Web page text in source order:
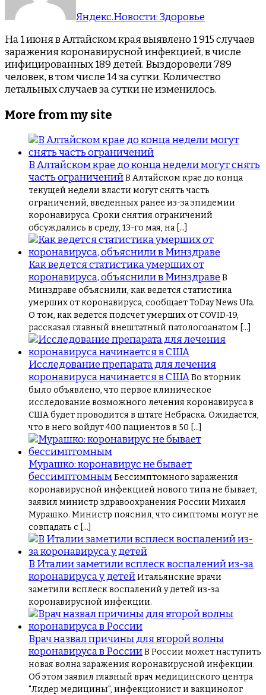
Яндекс.Новости: Здоровье
На 1 июня в Алтайском края выявлено 1 915 случаев
заражения коронавирусной инфекцией, в числе
инфицированных 189 детей. Выздоровели 789
человек, в том числе 14 за сутки. Количество
летальных случаев за сутки не изменилось.
More from my site
В Алтайском крае до конца недели могут снять
часть ограниченийВ Алтайском крае до конца
текущей недели власти могут снять часть
ограничений, введенных ранее из-за эпидемии
коронавируса. Сроки снятия ограничений
обсуждались в среду, 13-го мая, на […]
Как ведется статистика умерших от
коронавируса, объяснили в Минздраве В
Минздраве объяснили, как ведется статистика
умерших от коронавируса, сообщает ToDay News Ufa.
О том, как ведется подсчет умерших от COVID-19,
рассказал главный внештатный патологоанатом […]
Исследование препарата для лечения
коронавируса начинается в СШАВо вторник
было объявлено, что первое клиническое
исследование возможного лечения коронавируса в
США будет проводится в штате Небраска. Ожидается,
что в него войдут 400 пациентов в 50 […]
Мурашко: коронавирус не бывает
бессимптомнымБессимптомного заражения
коронавирусной инфекцией нового типа не бывает,
заявил министр здравоохранения России Михаил
Мурашко. Министр пояснил, что симптомы могут не
совпадать с […]
В Италии заметили всплеск воспалений из-за
коронавируса у детейИтальянские врачи
заметили всплеск воспалений у детей из-за
коронавирусной инфекции.
Врач назвал причины для второй волны
коронавируса в РоссииВ России может наступить
новая волна заражения коронавирусной инфекции.
Об этом заявил главный врач медицинского центра
"Лидер медицины", инфекционист и вакцинолог